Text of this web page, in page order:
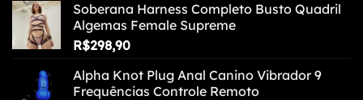
Soberana Harness Completo Busto Quadril
Algemas Female Supreme
R$298,90
Alpha Knot Plug Anal Canino Vibrador 9
Frequências Controle Remoto